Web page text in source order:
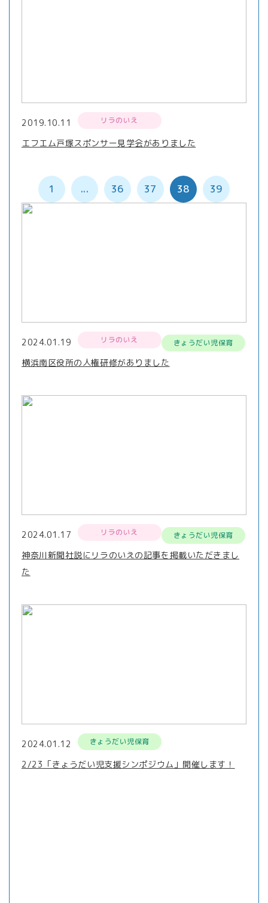
2019.10.11 リラのいえ
エフエム戸塚スポンサー見学会がありました
1 ... 36 37 38 39
2024.01.19 リラのいえ きょうだい児保育
横浜南区役所の人権研修がありました
2024.01.17 リラのいえ きょうだい児保育
神奈川新聞社説にリラのいえの記事を掲載いただきまし
た
2024.01.12 きょうだい児保育
2/23「きょうだい児支援シンポジウム」開催します！